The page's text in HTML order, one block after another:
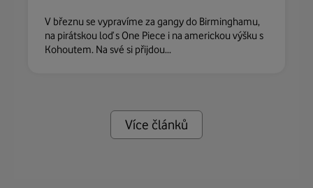
V březnu se vypravíme za gangy do Birminghamu,
na pirátskou loď s One Piece i na americkou výšku s
Kohoutem. Na své si přijdou...
Více článků